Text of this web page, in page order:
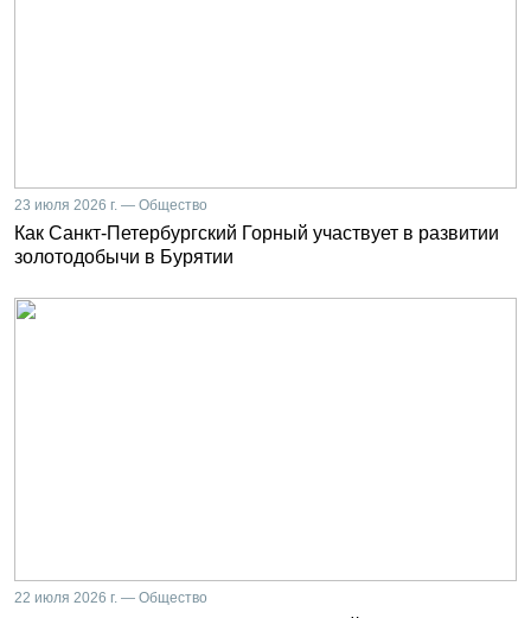
23 июля 2026 г. — Общество
Как Санкт-Петербургский Горный участвует в развитии
золотодобычи в Бурятии
22 июля 2026 г. — Общество